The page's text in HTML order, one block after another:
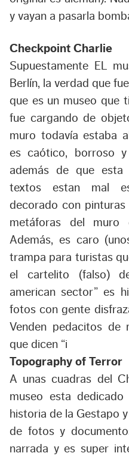
y vayan a pasarla
Checkpoint Charlie
Supuestamente EL
Berlín, la verdad que
que es un museo que
fue cargando de
muro todavía estaba
es caótico, borroso
además de que
textos estan mal
decorado con
metáforas del muro
Además, es caro
trampa para turistas
el cartelito (falso)
american sector” es
fotos con gente
Venden pedacitos de
que dicen “i
Topography of Terror
A unas cuadras del
museo esta
historia de la Gestapo
de fotos y
narrada y es super